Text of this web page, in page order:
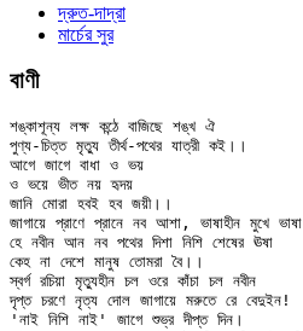
দ্রুত-দাদ্‌রা
মার্চের সুর
বাণী
শঙ্কাশূন্য লক্ষ কন্ঠে বাজিছে শঙ্খ ঐ
পুণ্য-চিত্ত মৃত্যু তীর্থ-পথের যাত্রী কই।।
আগে জাগে বাধা ও ভয়
ও ভয়ে ভীত নয় হৃদয়
জানি মোরা হবই হব জয়ী।।
জাগায়ে প্রাণে প্রানে নব আশা, ভাষাহীন মুখে ভাষা
হে নবীন আন নব পথের দিশা নিশি শেষের ঊষা
কেহ না দেশে মানুষ তোমরা বৈ।।
স্বর্গ রচিয়া মৃত্যুহীন চল ওরে কাঁচা চল নবীন
দৃপ্ত চরণে নৃত্য দোল জাগায়ে মরুতে রে বেদুইন!
'নাই নিশি নাই' জাগে শুভ্র দীপ্ত দিন।